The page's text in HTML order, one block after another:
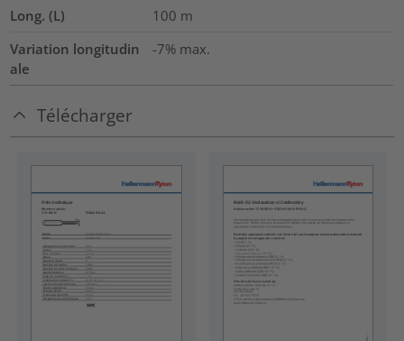
Long. (L)
100 m
Variation longitudin
ale
-7% max.
Télécharger